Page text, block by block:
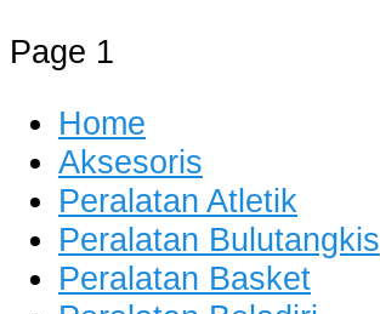
Page 1
Home
Aksesoris
Peralatan Atletik
Peralatan Bulutangkis
Peralatan Basket